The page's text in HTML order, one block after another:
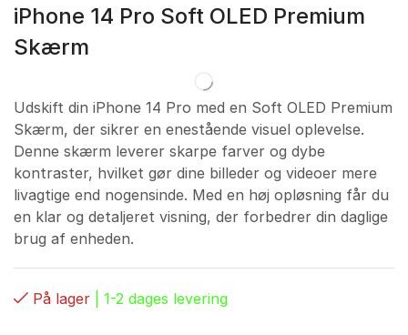
iPhone 14 Pro Soft OLED Premium
Skærm
Udskift din iPhone 14 Pro med en Soft OLED Premium
Skærm, der sikrer en enestående visuel oplevelse.
Denne skærm leverer skarpe farver og dybe
kontraster, hvilket gør dine billeder og videoer mere
livagtige end nogensinde. Med en høj opløsning får du
en klar og detaljeret visning, der forbedrer din daglige
brug af enheden.
På lager | 1-2 dages levering